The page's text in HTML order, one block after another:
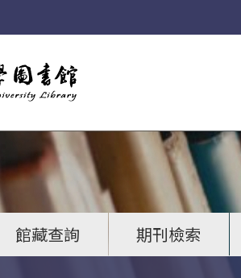
館藏查詢 期刊檢索